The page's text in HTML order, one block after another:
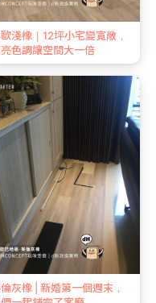
淺橡｜12坪小宅變寬敞，
色調讓空間大一倍
灰橡 | 新婚第一個週末，